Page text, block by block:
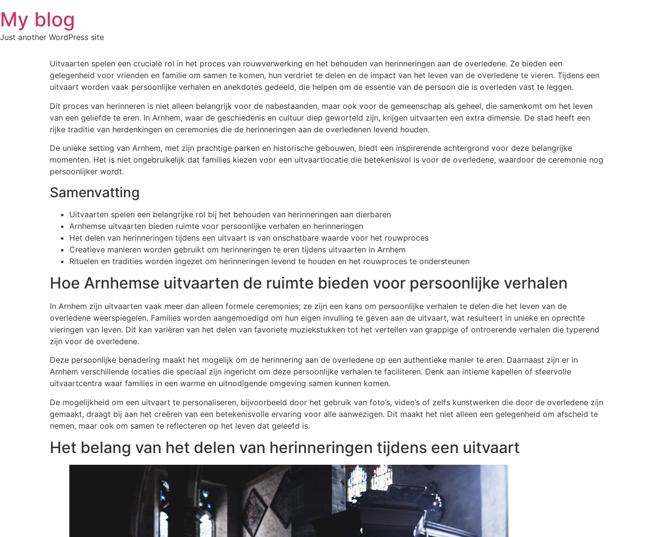
to
content
My blog
Just another WordPress site
Uitvaarten spelen een cruciale rol in het proces van rouwverwerking en het behouden van herinneringen aan de overledene. Ze bieden een
gelegenheid voor vrienden en familie om samen te komen, hun verdriet te delen en de impact van het leven van de overledene te vieren. Tijdens een
uitvaart worden vaak persoonlijke verhalen en anekdotes gedeeld, die helpen om de essentie van de persoon die is overleden vast te leggen.
Dit proces van herinneren is niet alleen belangrijk voor de nabestaanden, maar ook voor de gemeenschap als geheel, die samenkomt om het leven
van een geliefde te eren. In Arnhem, waar de geschiedenis en cultuur diep geworteld zijn, krijgen uitvaarten een extra dimensie. De stad heeft een
rijke traditie van herdenkingen en ceremonies die de herinneringen aan de overledenen levend houden.
De unieke setting van Arnhem, met zijn prachtige parken en historische gebouwen, biedt een inspirerende achtergrond voor deze belangrijke
momenten. Het is niet ongebruikelijk dat families kiezen voor een uitvaartlocatie die betekenisvol is voor de overledene, waardoor de ceremonie nog
persoonlijker wordt.
Samenvatting
Uitvaarten spelen een belangrijke rol bij het behouden van herinneringen aan dierbaren
Arnhemse uitvaarten bieden ruimte voor persoonlijke verhalen en herinneringen
Het delen van herinneringen tijdens een uitvaart is van onschatbare waarde voor het rouwproces
Creatieve manieren worden gebruikt om herinneringen te eren tijdens uitvaarten in Arnhem
Rituelen en tradities worden ingezet om herinneringen levend te houden en het rouwproces te ondersteunen
Hoe Arnhemse uitvaarten de ruimte bieden voor persoonlijke verhalen
In Arnhem zijn uitvaarten vaak meer dan alleen formele ceremonies; ze zijn een kans om persoonlijke verhalen te delen die het leven van de
overledene weerspiegelen. Families worden aangemoedigd om hun eigen invulling te geven aan de uitvaart, wat resulteert in unieke en oprechte
vieringen van leven. Dit kan variëren van het delen van favoriete muziekstukken tot het vertellen van grappige of ontroerende verhalen die typerend
zijn voor de overledene.
Deze persoonlijke benadering maakt het mogelijk om de herinnering aan de overledene op een authentieke manier te eren. Daarnaast zijn er in
Arnhem verschillende locaties die speciaal zijn ingericht om deze persoonlijke verhalen te faciliteren. Denk aan intieme kapellen of sfeervolle
uitvaartcentra waar families in een warme en uitnodigende omgeving samen kunnen komen.
De mogelijkheid om een uitvaart te personaliseren, bijvoorbeeld door het gebruik van foto’s, video’s of zelfs kunstwerken die door de overledene zijn
gemaakt, draagt bij aan het creëren van een betekenisvolle ervaring voor alle aanwezigen. Dit maakt het niet alleen een gelegenheid om afscheid te
nemen, maar ook om samen te reflecteren op het leven dat geleefd is.
Het belang van het delen van herinneringen tijdens een uitvaart